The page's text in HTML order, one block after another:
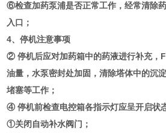
⑥检查加药泵浦是否正常工作，经常清除
入口；
4、停机注意事项
② 停机后应对加药箱中的药液进行补充，
油量，水泵密封处加固，清除塔体中的沉
堵塞等工作；
④ 停机前检查电控箱各指示灯应呈开启状
①关闭自动补水阀门；